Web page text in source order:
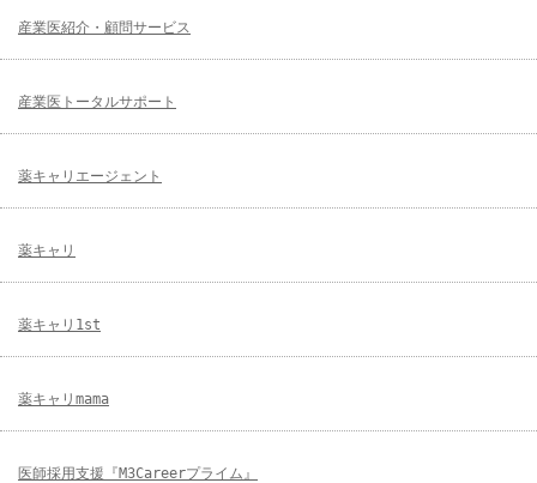
産業医紹介・顧問サービス
産業医トータルサポート
薬キャリエージェント
薬キャリ
薬キャリ1st
薬キャリmama
医師採用支援『M3Careerプライム』